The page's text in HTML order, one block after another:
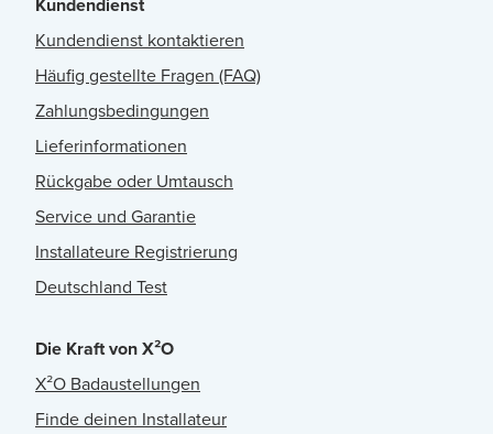
Kundendienst kontaktieren
Häufig gestellte Fragen (FAQ)
Zahlungsbedingungen
Lieferinformationen
Rückgabe oder Umtausch
Service und Garantie
Installateure Registrierung
Deutschland Test
Die Kraft von X²O
X²O Badaustellungen
Finde deinen Installateur